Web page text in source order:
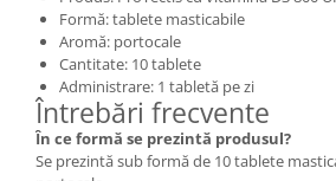
Formă: tablete masticabile
Aromă: portocale
Cantitate: 10 tablete
Administrare: 1 tabletă pe zi
Întrebări frecvente
În ce formă se prezintă produsul?
Se prezintă sub formă de 10 tablete